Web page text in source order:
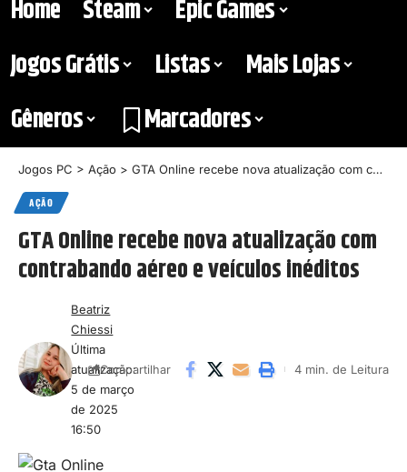
Home Steam
Epic Games
Jogos Grátis
Listas
Mais Lojas
Gêneros
Marcadores
Jogos PC > Ação > GTA Online recebe nova atualização com contrabando aéreo e veículos inéditos
AÇÃO
GTA Online recebe nova atualização com
contrabando aéreo e veículos inéditos
Última
atualização:
5 de março
de 2025
16:50
Beatriz
Chiessi
Compartilhar 4 min. de Leitura